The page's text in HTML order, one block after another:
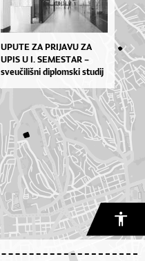
UPUTE ZA PRIJAVU ZA
UPIS U I. SEMESTAR –
sveučilišni diplomski studij
ak. god. 2026./2027.